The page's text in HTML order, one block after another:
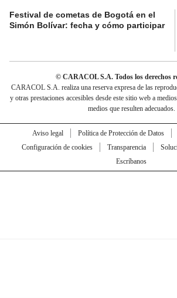
Festival de cometas de Bogotá en el
Simón Bolívar: fecha y cómo participar
© CARACOL S.A. Todos los derechos
CARACOL S.A. realiza una reserva expresa de las
y otras prestaciones accesibles desde este sitio web a
medios que resulten adecuados.
Aviso legal Política de Protección de Datos
Configuración de cookies
Transparencia
Escríbanos